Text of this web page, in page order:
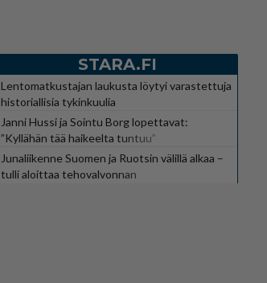
STARA.FI
Lentomatkustajan laukusta löytyi varastettuja
historiallisia tykinkuulia
Janni Hussi ja Sointu Borg lopettavat:
”Kyllähän tää haikeelta tuntuu”
Junaliikenne Suomen ja Ruotsin välillä alkaa –
tulli aloittaa tehovalvonnan